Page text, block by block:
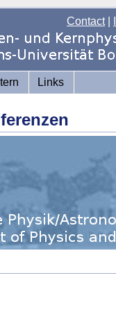
Contact|
Links